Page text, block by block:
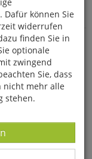
können Sie
widerrufen
finden Sie in
optionale
zwingend
Sie, dass
nicht mehr alle
stehen.